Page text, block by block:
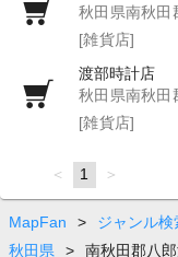
秋田県南秋田
[雑貨店]
渡部時計店
秋田県南秋田
[雑貨店]
page
You're
on
page
1 page
MapFan > ジャンル検
秋田県
> 南秋田郡八